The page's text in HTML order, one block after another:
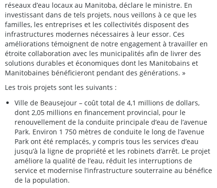
réseaux d’eau locaux au Manitoba, déclare le ministre. En
investissant dans de tels projets, nous veillons à ce que les
familles, les entreprises et les collectivités disposent des
infrastructures modernes nécessaires à leur essor. Ces
améliorations témoignent de notre engagement à travailler en
étroite collaboration avec les municipalités afin de livrer des
solutions durables et économiques dont les Manitobains et
Manitobaines bénéficieront pendant des générations. »
Les trois projets sont les suivants :
Ville de Beausejour – coût total de 4,1 millions de dollars,
dont 2,05 millions en financement provincial, pour le
renouvellement de la conduite principale d’eau de l’avenue
Park. Environ 1 750 mètres de conduite le long de l’avenue
Park ont été remplacés, y compris tous les services d’eau
jusqu’à la ligne de propriété et les robinets d’arrêt. Le projet
améliore la qualité de l’eau, réduit les interruptions de
service et modernise l’infrastructure souterraine au bénéfice
de la population.